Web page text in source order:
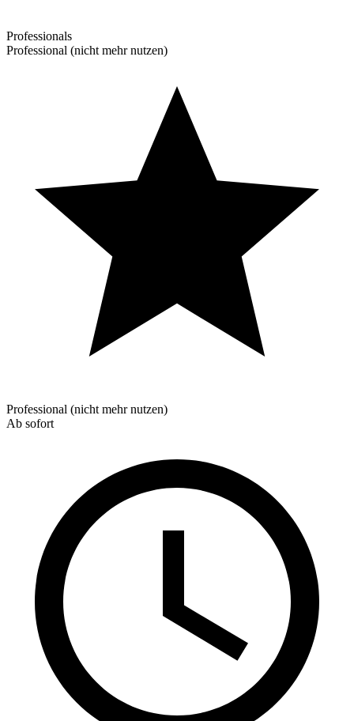
Professionals
Professional (nicht mehr nutzen)
Professional (nicht mehr nutzen)
Ab sofort